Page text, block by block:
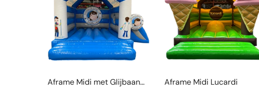
Aframe Midi met Glijbaan
Aframe Midi Lucardi